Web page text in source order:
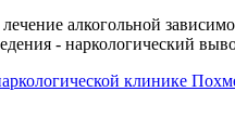
алкогольной
- наркологический
клинике